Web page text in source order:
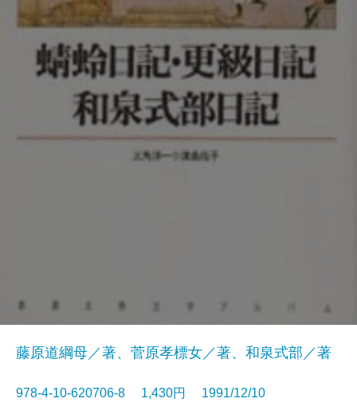
藤原道綱母／著、菅原孝標女／著、和泉式部／著
978-4-10-620706-8 1,430円 1991/12/10